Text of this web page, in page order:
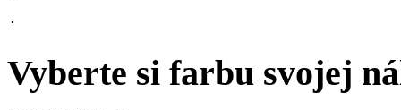
Vyberte si farbu svojej